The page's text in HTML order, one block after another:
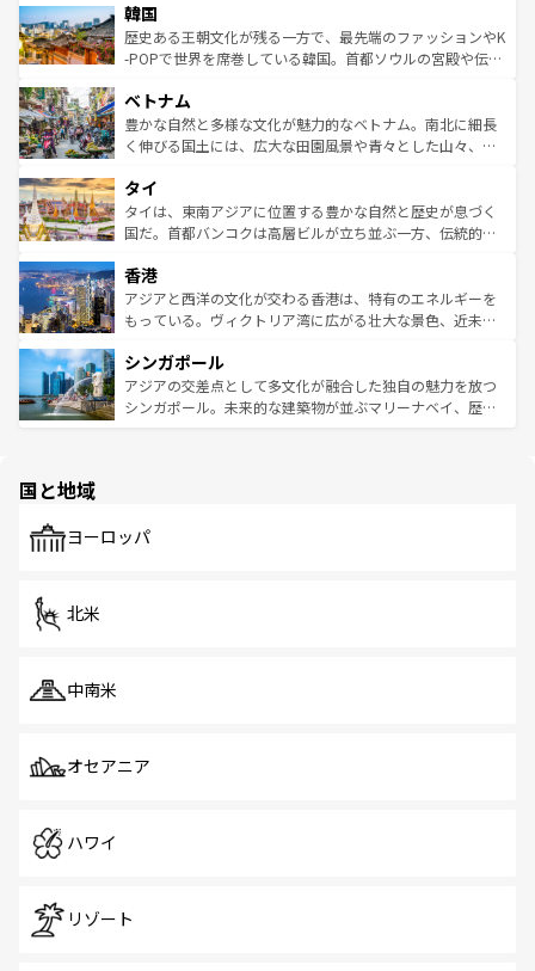
ワイを、存分に味わってほしい。 なお、新着のハワイ情報
はコンテンツ一覧を参照してほしい。
いる。アクティビティも充実しており、サーフィンやダイ
ビング、ハイキングなど、アウトドア好きにはたまらな
い。オーストラリアの多彩な魅力を存分に味わいつくそ
参照してほしい。
ン）、静ひつな山岳地帯である台湾東部など、都市の喧騒
と山間の静けさが共存しており、訪れる人に新しい発見と
驚きをもたらしてくれる。また、奥深い台湾の食文化も魅
容にもいいと評判のスイーツなど、バラエティ豊かな料理
が味わえる。 なお、新着の台湾情報は コンテンツ一覧を参
照してほしい。
韓国
歴史ある王朝文化が残る一方で、最先端のファッションやK
-POPで世界を席巻している韓国。首都ソウルの宮殿や伝統
き、地方に足を延ばせば四季折々の自然美を楽しむことが
できる。そして、キムチや焼肉、絶品のストリートフード
まで、さまざまな韓国料理が待っている。夜には、韓国な
リティに包まれながら、韓国の多彩な魅力を心ゆくまで味
わってみてほしい。 なお、新着の韓国情報はコンテンツ一
覧を参照してほしい。
ベトナム
豊かな自然と多様な文化が魅力的なベトナム。南北に細長
く伸びる国土には、広大な田園風景や青々とした山々、世
急速な発展と共に伝統が息づく。ハノイの古い町並みやホ
ーチミン市のフランス統治時代の建物も、独特の雰囲気を
醸し出している。また、バラエティの豊かさとおいしさで
とつ。フォーやバインミー、ベトナムコーヒーなどは、ぜ
ひ現地で味わいたい。どの地域を訪れてもあたたかい人々
が旅行者を迎えてくれるので、きっと忘れられない旅にな
参照してほしい。
タイ
タイは、東南アジアに位置する豊かな自然と歴史が息づく
国だ。首都バンコクは高層ビルが立ち並ぶ一方、伝統的な
の活気が交差している。北部ではチェンマイなどの山岳地
帯で自然と触れ合い、南部ではプーケットやクラビの美し
いビーチでリゾート気分を楽しむことができる。タイ料理
激する。気候は一年中温暖で、どの季節にも異なる楽しみ
が待っている。親しみやすいタイの人々、仏教を中心とし
た文化、そして多様な観光資源が、訪れる旅人を魅了し続
香港
アジアと西洋の文化が交わる香港は、特有のエネルギーを
もっている。ヴィクトリア湾に広がる壮大な景色、近未来
み、どこを訪れても感動するはず。観光スポットが密集し
ており、効率よく見どころを回れるのも魅力。息をのむよ
うな絶景から文化的な体験まで、香港を存分に楽しみ尽く
シンガポール
アジアの交差点として多文化が融合した独自の魅力を放つ
シンガポール。未来的な建築物が並ぶマリーナベイ、歴史
で、ホーカーズは地元の風情を楽しめる外せないスポット
国と地域
ヨーロッパ
北米
中南米
オセアニア
ハワイ
リゾート